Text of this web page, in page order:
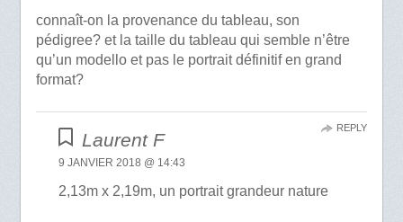
connaît-on la provenance du tableau, son
pédigree? et la taille du tableau qui semble n’être
qu’un modello et pas le portrait définitif en grand
format?
Laurent F
9 JANVIER 2018 @ 14:43
2,13m x 2,19m, un portrait grandeur nature
REPLY